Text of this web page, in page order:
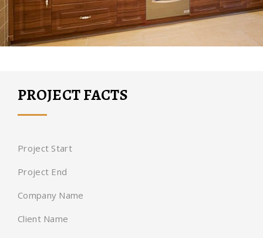
PROJECT FACTS
Project Start
Project End
Company Name
Client Name